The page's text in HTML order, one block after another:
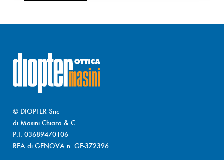
© DIOPTER Snc
di Masini Chiara & C
P.I. 03689470106
REA di GENOVA n. GE-372396